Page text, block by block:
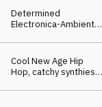
Determined
Electronica-Ambient,
thoughtful, spherical
atmo
Cool New Age Hip
Hop, catchy synthies,
confident atmo